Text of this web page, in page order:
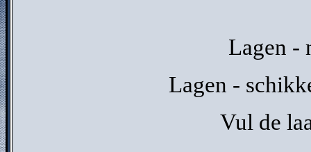
Lagen -
Lagen -
Vul de